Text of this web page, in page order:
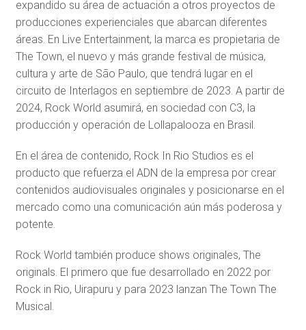
expandido su área de actuación a otros proyectos de
producciones experienciales que abarcan diferentes
áreas. En Live Entertainment, la marca es propietaria de
The Town, el nuevo y más grande festival de música,
cultura y arte de São Paulo, que tendrá lugar en el
circuito de Interlagos en septiembre de 2023. A partir de
2024, Rock World asumirá, en sociedad con C3, la
producción y operación de Lollapalooza en Brasil.
En el área de contenido, Rock In Rio Studios es el
producto que refuerza el ADN de la empresa por crear
contenidos audiovisuales originales y posicionarse en el
mercado como una comunicación aún más poderosa y
potente.
Rock World también produce shows originales, The
originals. El primero que fue desarrollado en 2022 por
Rock in Rio, Uirapuru y para 2023 lanzan The Town The
Musical.